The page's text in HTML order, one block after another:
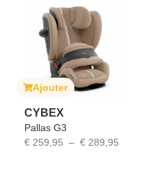
Ajouter
CYBEX
Pallas G3
€ 259,95 – € 289,95